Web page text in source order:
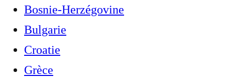
Bosnie-Herzégovine
Bulgarie
Croatie
Grèce